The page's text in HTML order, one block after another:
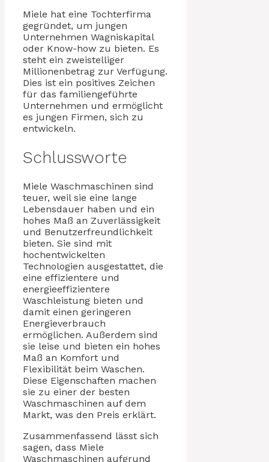
Miele hat eine Tochterfirma
gegründet, um jungen
Unternehmen Wagniskapital
oder Know-how zu bieten. Es
steht ein zweistelliger
Millionenbetrag zur Verfügung.
Dies ist ein positives Zeichen
für das familiengeführte
Unternehmen und ermöglicht
es jungen Firmen, sich zu
entwickeln.
Schlussworte
Miele Waschmaschinen sind
teuer, weil sie eine lange
Lebensdauer haben und ein
hohes Maß an Zuverlässigkeit
und Benutzerfreundlichkeit
bieten. Sie sind mit
hochentwickelten
Technologien ausgestattet, die
eine effizientere und
energieeffizientere
Waschleistung bieten und
damit einen geringeren
Energieverbrauch
ermöglichen. Außerdem sind
sie leise und bieten ein hohes
Maß an Komfort und
Flexibilität beim Waschen.
Diese Eigenschaften machen
sie zu einer der besten
Waschmaschinen auf dem
Markt, was den Preis erklärt.
Zusammenfassend lässt sich
sagen, dass Miele
Waschmaschinen aufgrund